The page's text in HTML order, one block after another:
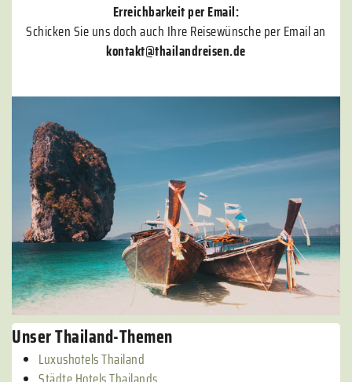
Erreichbarkeit per Email:
Schicken Sie uns doch auch Ihre Reisewünsche per Email an
kontakt@thailandreisen.de
Unser Thailand-Themen
Luxushotels Thailand